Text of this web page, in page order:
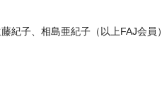
紀子、相島亜紀子（以上FAJ会員）